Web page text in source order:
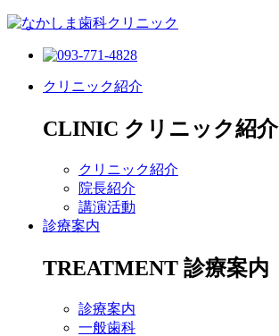
クリニック紹介
CLINIC クリニック紹介
クリニック紹介
院長紹介
講演活動
診療案内
TREATMENT 診療案内
診療案内
一般歯科